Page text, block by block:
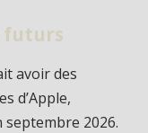
futurs
avoir des
d’Apple,
septembre 2026.